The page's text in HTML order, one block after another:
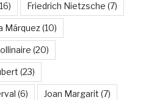
Friedrich Nietzsche (7)
Márquez(10)
(20)
(23)
(6) Joan Margarit (7)